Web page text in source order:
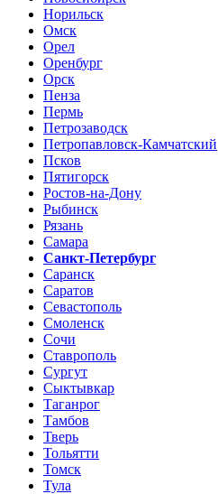
Норильск
Омск
Орел
Оренбург
Орск
Пенза
Пермь
Петрозаводск
Петропавловск-Камчатский
Псков
Пятигорск
Ростов-на-Дону
Рыбинск
Рязань
Самара
Санкт-Петербург
Саранск
Саратов
Севастополь
Смоленск
Сочи
Ставрополь
Сургут
Сыктывкар
Таганрог
Тамбов
Тверь
Тольятти
Томск
Тула